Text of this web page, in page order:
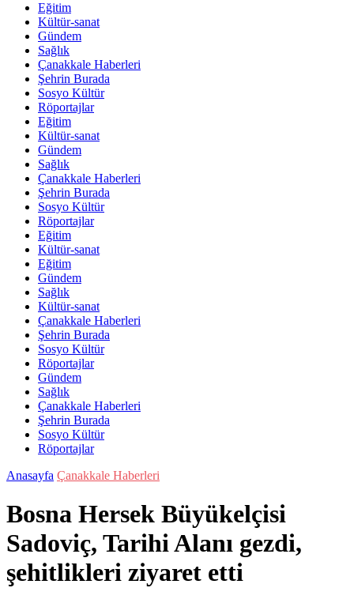
Eğitim
Kültür-sanat
Gündem
Sağlık
Çanakkale Haberleri
Şehrin Burada
Sosyo Kültür
Röportajlar
Eğitim
Kültür-sanat
Gündem
Sağlık
Çanakkale Haberleri
Şehrin Burada
Sosyo Kültür
Röportajlar
Eğitim
Kültür-sanat
Eğitim
Gündem
Sağlık
Kültür-sanat
Çanakkale Haberleri
Şehrin Burada
Sosyo Kültür
Röportajlar
Gündem
Sağlık
Çanakkale Haberleri
Şehrin Burada
Sosyo Kültür
Röportajlar
Anasayfa Çanakkale Haberleri
Bosna Hersek Büyükelçisi
Sadoviç, Tarihi Alanı gezdi,
şehitlikleri ziyaret etti